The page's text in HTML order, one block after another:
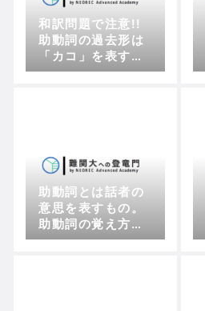
和訳問題で注意!!
助動詞の過去形は
「カコ」を表す表
現ではない
助動詞とは話者の
意思を表すもの。
助動詞の覚え方と
勉強方法